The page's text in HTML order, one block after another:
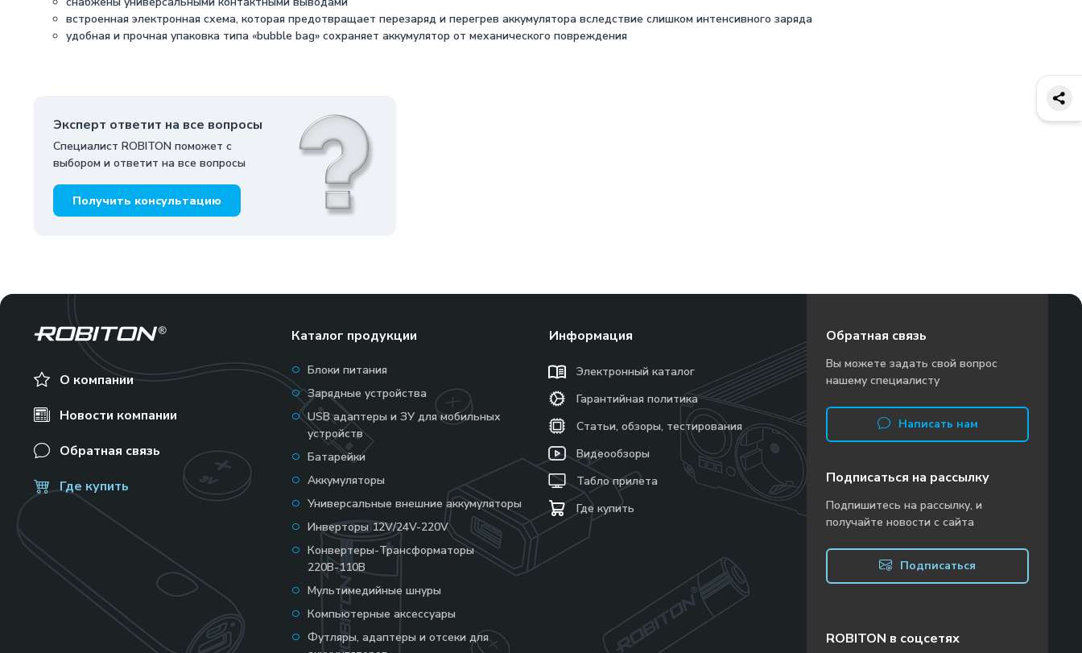
встроенная электронная схема, которая предотвращает перезаряд и перегрев аккумулятора вследствие слишком интенсивного заряда
удобная и прочная упаковка типа «bubble bag» сохраняет аккумулятор от механического повреждения
Эксперт ответит на все вопросы
Специалист ROBITON поможет с
выбором и ответит на все вопросы
Получить консультацию
О компании
Новости компании
Обратная связь
Где купить
Каталог продукции
Блоки питания
Зарядные устройства
USB адаптеры и ЗУ для мобильных
устройств
Батарейки
Аккумуляторы
Универсальные внешние аккумуляторы
Инверторы 12V/24V-220V
Конвертеры-Трансформаторы
220В-110В
Мультимедийные шнуры
Компьютерные аксессуары
Футляры, адаптеры и отсеки для
Информация
Электронный каталог
Гарантийная политика
Статьи, обзоры, тестирования
Видеообзоры
Табло прилета
Где купить
Обратная связь
Вы можете задать свой вопрос
нашему специалисту
Написать нам
Подписаться на рассылку
Подпишитесь на рассылку, и
получайте новости с сайта
Подписаться
ROBITON в соцсетях